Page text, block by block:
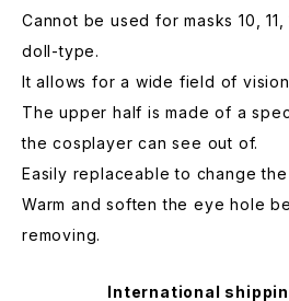
Cannot be used for masks 10,
doll-type.
It allows for a wide field of
The upper half is made of a
the cosplayer can see out of.
Easily replaceable to change
Warm and soften the eye hole
removing.
International